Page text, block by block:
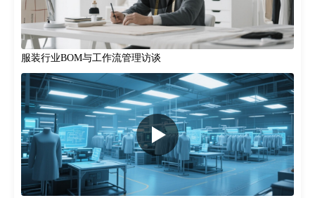
服装行业BOM与工作流管理访谈